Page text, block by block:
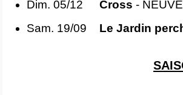
Dim. 05/12 Cross -
Sam. 19/09
Le Jardin